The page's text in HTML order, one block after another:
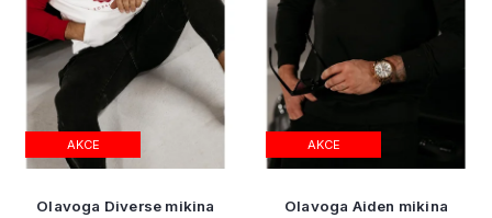
AKCE
Olavoga Diverse mikina
AKCE
Olavoga Aiden mikina